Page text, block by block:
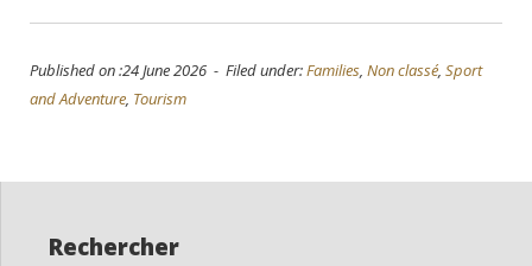
Published on :24 June 2026 - Filed under:Families, Non classé, Sport
and Adventure, Tourism
Rechercher